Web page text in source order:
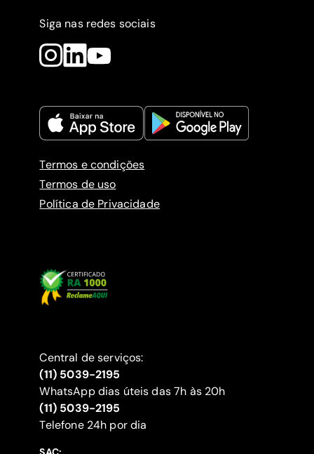
Siga nas redes sociais
Termos e condições
Termos de uso
Política de Privacidade
Central de serviços:
(11) 5039-2195
WhatsApp dias úteis das 7h às 20h
(11) 5039-2195
‍Telefone 24h por dia